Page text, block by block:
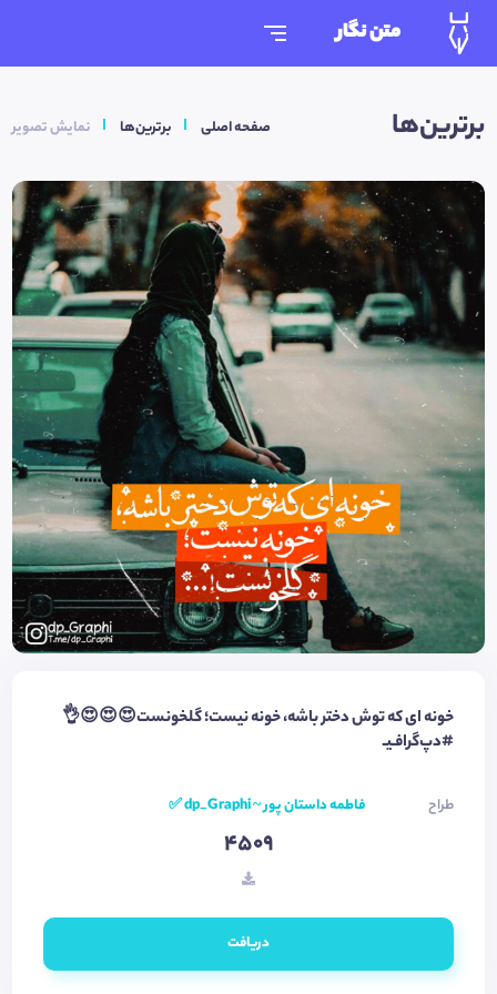
متن نگار
برترین‌ها صفحه اصلی برترین‌ها نمایش تصویر
خونه ای که توش دختر باشه، خونه نیست؛ گلخونست😍😍😍👌
#دپ‌گرافـیـ
طراح فاطمه داستان پور ~ dp_Graphi ✅
4509
دریافت